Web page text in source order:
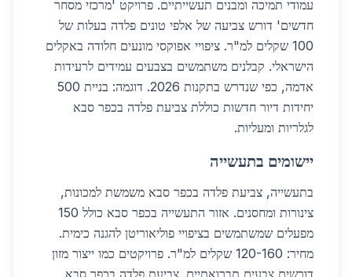
עמודי תמיכה ומבנים תעשייתיים. פרויקט 'מרכזי מסחר
חדשים' דורש צביעה של אלפי טונים פלדה בעלות של
100 שקלים למ"ר. ציפויי אפוקסי מונעים חלודה באקלים
הישראלי. קבלנים משתמשים בצבעים עמידים לרעידות
אדמה, כפי שנדרש בתקנות 2026. דוגמה: בניית 500
יחידות דיור חדשות כוללת צביעת פלדה בכפר סבא
לגלריות ומעליות.
יישומים בתעשייה
בתעשייה, צביעת פלדה בכפר סבא משמשת למכונות,
צינורות ומחסנים. אזור התעשייה בכפר סבא כולל 150
מפעלים שמשתמשים בציפויי פוליאוריטן להגנה כימית.
מחיר: 120-160 שקלים למ"ר. פרויקטים כמו ייצור מזון
דורשים צבעים תברואתיים. צביעת פלדה בכפר סבא